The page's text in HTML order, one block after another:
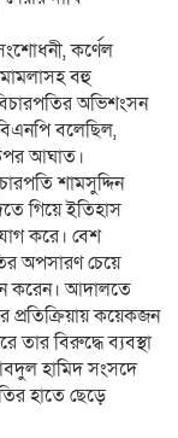
কর্ণেল
বহু
অভিশংসন
বলেছিল,
আঘাত।
শামসুদ্দিন
গিয়ে ইতিহাস
করে। বেশ
অপসারণ চেয়ে
করেন। আদালতে
প্রতিক্রিয়ায় কয়েকজন
বিরুদ্ধে ব্যবস্থা
হামিদ সংসদে
হাতে ছেড়ে